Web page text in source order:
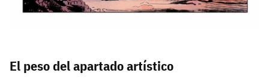
El peso del apartado artístico